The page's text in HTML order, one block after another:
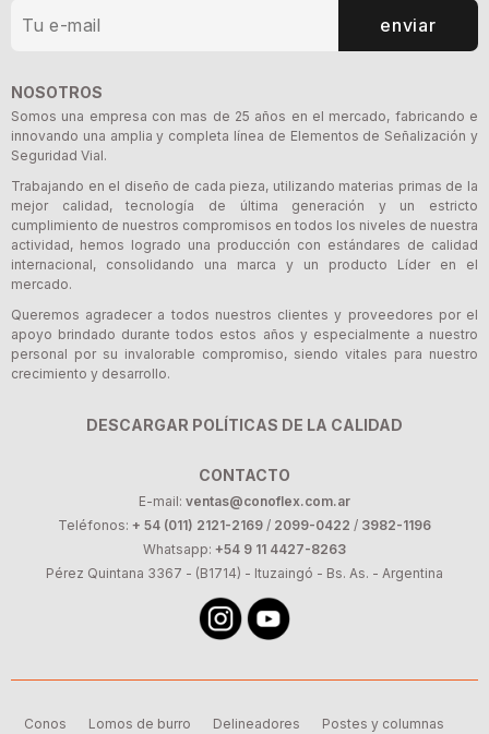
enviar
NOSOTROS
Somos una empresa con mas de 25 años en el mercado, fabricando e
innovando una amplia y completa línea de Elementos de Señalización y
Seguridad Vial.
Trabajando en el diseño de cada pieza, utilizando materias primas de la
mejor calidad, tecnología de última generación y un estricto
cumplimiento de nuestros compromisos en todos los niveles de nuestra
actividad, hemos logrado una producción con estándares de calidad
internacional, consolidando una marca y un producto Líder en el
mercado.
Queremos agradecer a todos nuestros clientes y proveedores por el
apoyo brindado durante todos estos años y especialmente a nuestro
personal por su invalorable compromiso, siendo vitales para nuestro
crecimiento y desarrollo.
DESCARGAR POLÍTICAS DE LA CALIDAD
CONTACTO
E-mail: ventas@conoflex.com.ar
Teléfonos: + 54 (011) 2121-2169 / 2099-0422 / 3982-1196
Whatsapp: +54 9 11 4427-8263
Pérez Quintana 3367 - (B1714) - Ituzaingó - Bs. As. - Argentina
Conos Lomos de burro Delineadores Postes y columnas